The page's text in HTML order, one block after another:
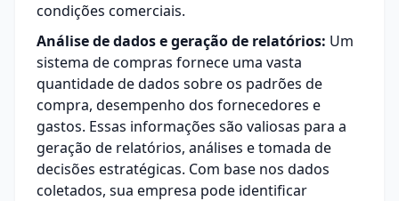
condições comerciais.
Análise de dados e geração de relatórios: Um
sistema de compras fornece uma vasta
quantidade de dados sobre os padrões de
compra, desempenho dos fornecedores e
gastos. Essas informações são valiosas para a
geração de relatórios, análises e tomada de
decisões estratégicas. Com base nos dados
coletados, sua empresa pode identificar